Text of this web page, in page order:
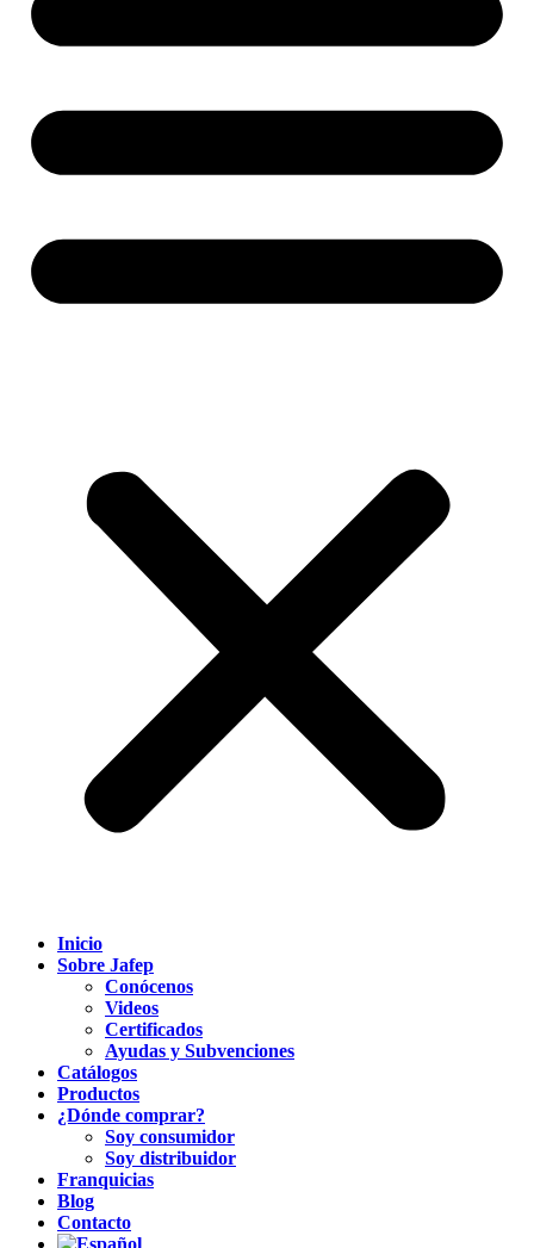
Inicio
Sobre Jafep
Conócenos
Videos
Certificados
Ayudas y Subvenciones
Catálogos
Productos
¿Dónde comprar?
Soy consumidor
Soy distribuidor
Franquicias
Blog
Contacto